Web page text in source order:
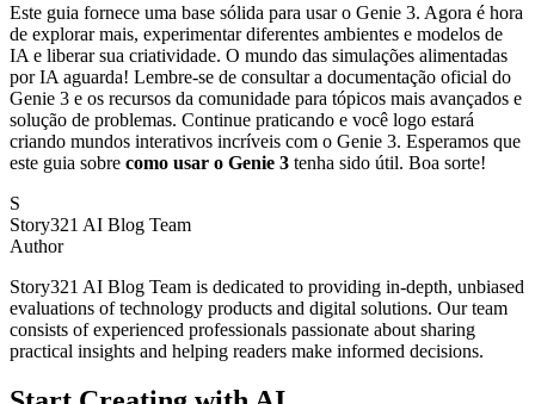
Este guia fornece uma base sólida para usar o Genie 3. Agora é hora
de explorar mais, experimentar diferentes ambientes e modelos de
IA e liberar sua criatividade. O mundo das simulações alimentadas
por IA aguarda! Lembre-se de consultar a documentação oficial do
Genie 3 e os recursos da comunidade para tópicos mais avançados e
solução de problemas. Continue praticando e você logo estará
criando mundos interativos incríveis com o Genie 3. Esperamos que
este guia sobre como usar o Genie 3 tenha sido útil. Boa sorte!
S
Story321 AI Blog Team
Author
Story321 AI Blog Team is dedicated to providing in-depth, unbiased
evaluations of technology products and digital solutions. Our team
consists of experienced professionals passionate about sharing
practical insights and helping readers make informed decisions.